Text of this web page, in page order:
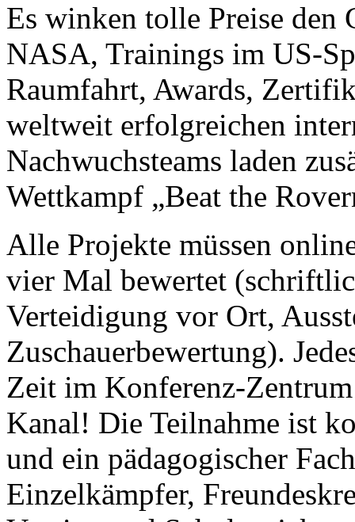
Es winken tolle Preise den
NASA, Trainings im US-
Raumfahrt, Awards,
weltweit erfolgreichen
Nachwuchsteams laden
Wettkampf „Beat the
Alle Projekte müssen
vier Mal bewertet
Verteidigung vor Ort,
Zuschauerbewertung).
Zeit im Konferenz-
Kanal! Die Teilnahme ist
und ein pädagogischer
Einzelkämpfer,